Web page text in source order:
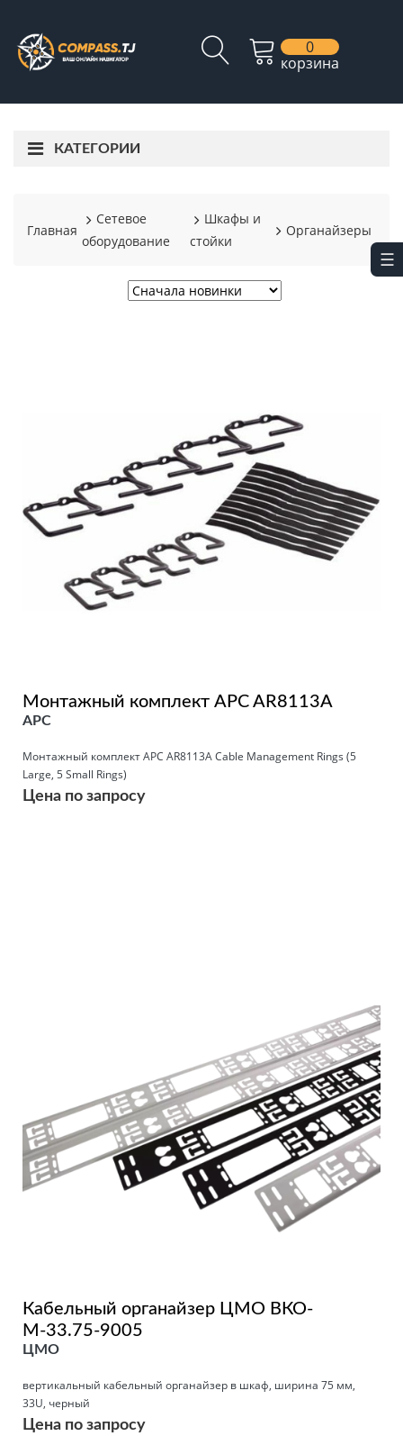
0
корзина
КАТЕГОРИИ
Главная
Сетевое
оборудование
Шкафы и
стойки
Органайзеры
Монтажный комплект APC AR8113A
APC
Монтажный комплект APC AR8113A Cable Management Rings (5
Large, 5 Small Rings)
Цена по запросу
Кабельный органайзер ЦМО ВКО-
М-33.75-9005
ЦМО
вертикальный кабельный органайзер в шкаф, ширина 75 мм,
33U, черный
Цена по запросу